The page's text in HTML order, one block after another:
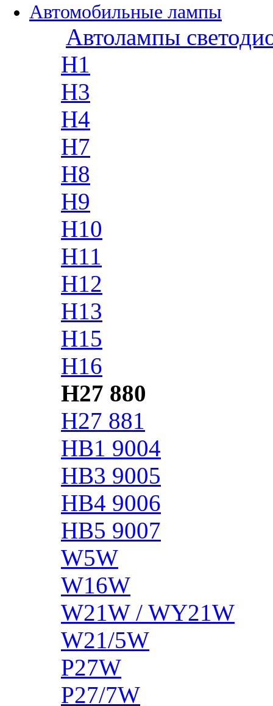
Автомобильные лампы
Автолампы
H1
H3
H4
H7
H8
H9
H10
H11
H12
H13
H15
H16
H27 880
H27 881
HB1 9004
HB3 9005
HB4 9006
HB5 9007
W5W
W16W
W21W / WY21W
W21/5W
P27W
P27/7W